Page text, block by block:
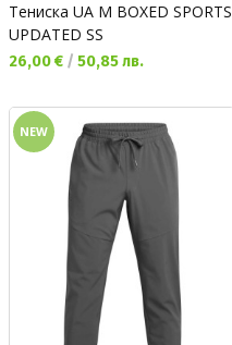
Тениска UA M BOXED SPORTS
UPDATED SS
Текуща цена:
26,00 € / 50,85 лв.
NEW